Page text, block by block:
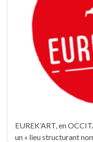
EUREK’ART, en
un « lieu structurant